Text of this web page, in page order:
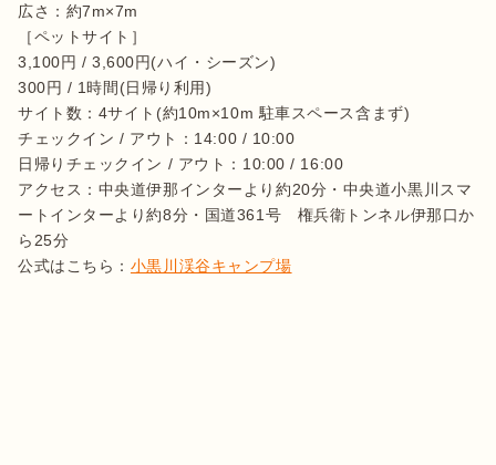
広さ：約7m×7m
［ペットサイト］
3,100円 / 3,600円(ハイ・シーズン)
300円 / 1時間(日帰り利用)
サイト数：4サイト(約10m×10m 駐車スペース含まず)
チェックイン / アウト：14:00 / 10:00
日帰りチェックイン / アウト：10:00 / 16:00
アクセス：中央道伊那インターより約20分・中央道小黒川スマ
ートインターより約8分・国道361号　権兵衛トンネル伊那口か
ら25分
公式はこちら： 小黒川渓谷キャンプ場